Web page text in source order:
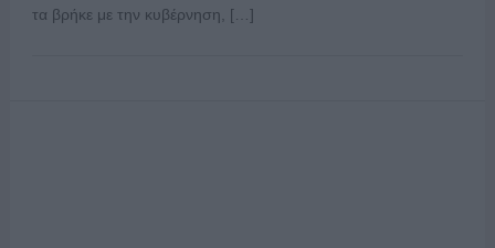
τα βρήκε με την κυβέρνηση, […]